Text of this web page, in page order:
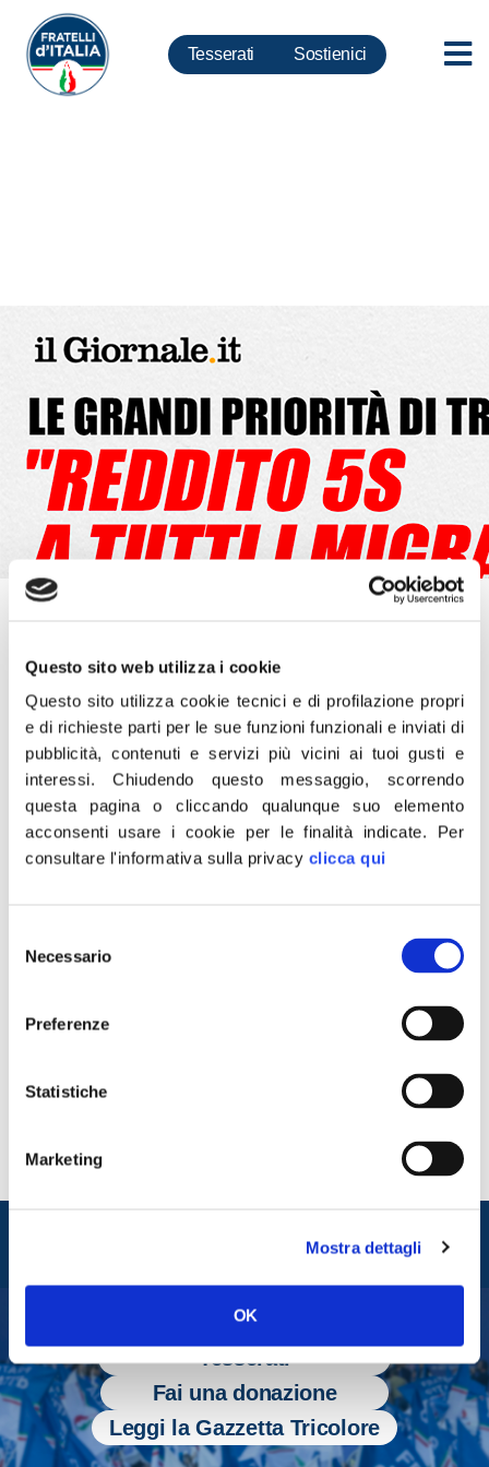
Questo sito web utilizza i cookie
Questo sito utilizza cookie tecnici e di profilazione propri
e di richieste parti per le sue funzioni funzionali e inviati di
pubblicità, contenuti e servizi più vicini ai tuoi gusti e
interessi.Chiudendo questo messaggio, scorrendo
questa pagina o cliccando qualunque suo elemento
acconsenti usare i cookie per le finalità indicate. Per
consultare l'informativa sulla privacy clicca qui
delNecessario
Preferenze
Statistiche
Marketing
Mostra dettagli
OK
Tesserati Sostienici
26 Marzo 2021
«Siamo al delirio più totale: il Presidente dell’Inps Tridico,
tanto voluto dai 5Stelle, richiede risorse in più per
finanziare il reddito di cittadinanza a tutti gli immigrati,
ritenendo il requisito di almeno 10 anni di cittadinanza
un’esagerazione. Il tutto mentre le attività chiudono e i
cittadini sono totalmente insoddisfatti delle briciole
stanziate dal Dl Sostegni. Dopo la beffa del
prolungamento del contratto ai navigator, questa
sarebbe l’ennesima assurdità di una misura già di per sé
totalmente insufficiente a salvare le nostre imprese in
ginocchio».
Fratelli d'Italia
Tesserati
Fai una donazione
Leggi la Gazzetta Tricolore